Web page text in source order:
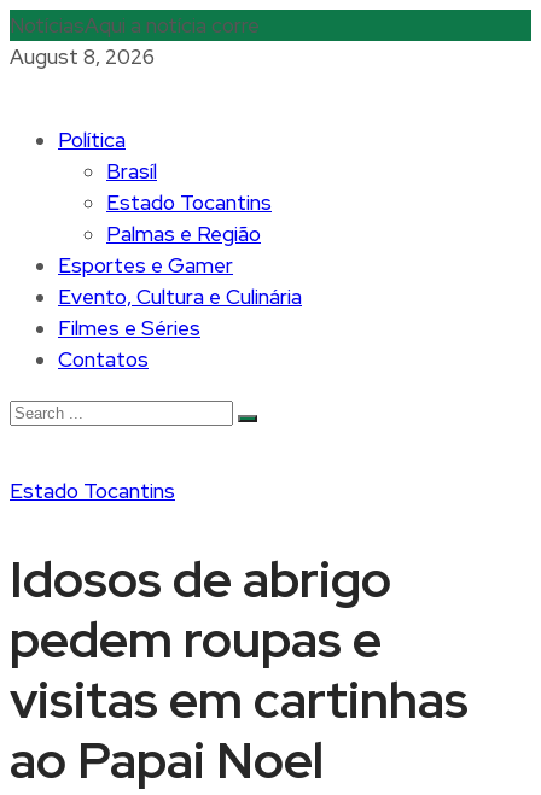
NotíciasAqui a notícia corre
August 8, 2026
Política
Brasíl
Estado Tocantins
Palmas e Região
Esportes e Gamer
Evento, Cultura e Culinária
Filmes e Séries
Contatos
Estado Tocantins
Idosos de abrigo
pedem roupas e
visitas em cartinhas
ao Papai Noel